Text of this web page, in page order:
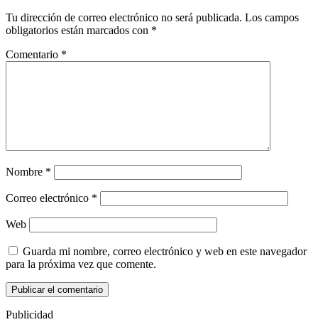
Tu dirección de correo electrónico no será publicada. Los campos
obligatorios están marcados con *
Comentario *
Nombre *
Correo electrónico *
Web
Guarda mi nombre, correo electrónico y web en este navegador
para la próxima vez que comente.
Publicidad